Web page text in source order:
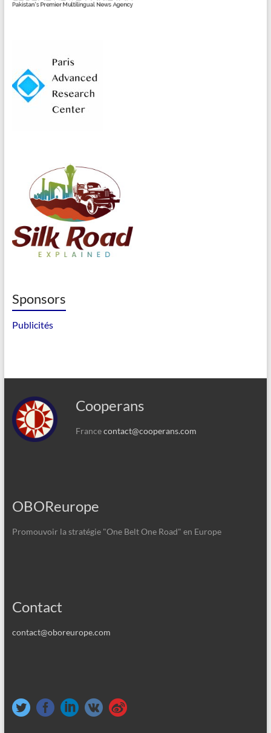
Sponsors
Publicités
Cooperans
Francecontact@cooperans.com
OBOReurope
Promouvoir la stratégie "One Belt One Road" en Europe
Contact
contact@oboreurope.com